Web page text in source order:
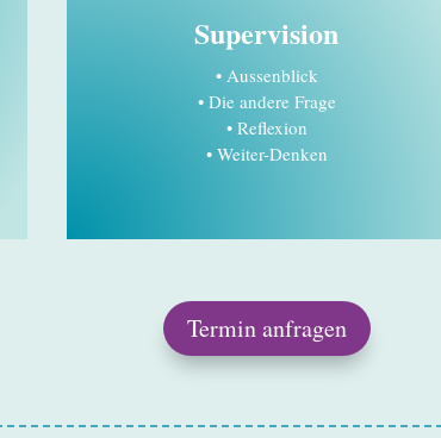
Supervision
• Aussenblick
• Die andere Frage
• Reflexion
• Weiter-Denken
Termin anfragen